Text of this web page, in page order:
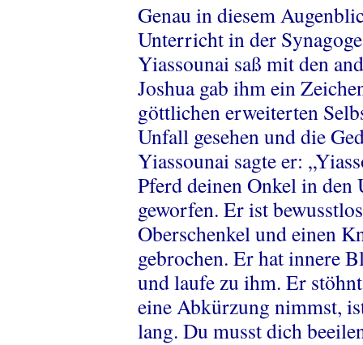
Genau in diesem
Unterricht in der
Yiassounai saß mit den
Joshua gab ihm ein
göttlichen erweiterten
Unfall gesehen und die
Yiassounai sagte er:
Pferd deinen Onkel in den
geworfen. Er ist
Oberschenkel und einen
gebrochen. Er hat innere
und laufe zu ihm. Er
eine Abkürzung nimmst,
lang. Du musst dich